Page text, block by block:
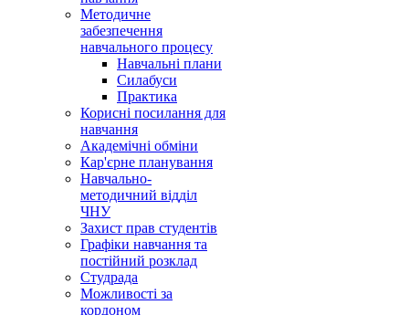
Методичне
забезпечення
навчального процесу
Навчальні плани
Силабуси
Практика
Корисні посилання для
навчання
Академічні обміни
Кар'єрне планування
Навчально-
методичний відділ
ЧНУ
Захист прав студентів
Графіки навчання та
постійний розклад
Студрада
Можливості за
кордоном